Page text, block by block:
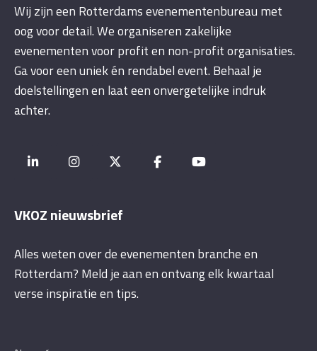
Wij zijn een Rotterdams evenementenbureau met
oog voor detail. We organiseren zakelijke
evenementen voor profit en non-profit organisaties.
Ga voor een uniek én rendabel event. Behaal je
doelstellingen en laat een onvergetelijke indruk
achter.
VKOZ nieuwsbrief
Alles weten over de evenementen branche en
Rotterdam? Meld je aan en ontvang elk kwartaal
verse inspiratie en tips.